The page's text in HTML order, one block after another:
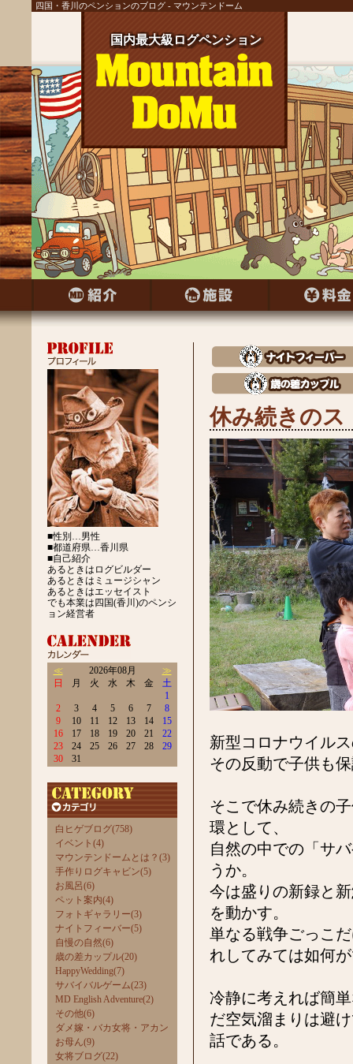
四国・香川のペンションのブログ - マウンテンドーム
国内最大級ログペンション
国内最大級ログペンション
国内最大級ログペンション
国内最大級ログペンション
国内最大級ログペンション
国内最大級ログペンション
国内最大級ログペンション
国内最大級ログペンション
国内最大級ログペンション
国内最大級ログペンション
国内最大級ログペンション
国内最大級ログペンション
国内最大級ログペンション
国内最大級ログペンション
国内最大級ログペンション
国内最大級ログペンション
国内最大級ログペンション
国内最大級ログペンション
国内最大級ログペンション
国内最大級ログペンション
国内最大級ログペンション
国内最大級ログペンション
国内最大級ログペンション
国内最大級ログペンション
国内最大級ログペンション
■性別…男性
■都道府県…香川県
■自己紹介
あるときはログビルダー
あるときはミュージシャン
あるときはエッセイスト
でも本業は四国(香川)のペンシ
ョン経営者
≪ 2026年08月
≫
日
月 火 水 木 金
土
1
2
3 4 5 6 7
8
9
10 11 12 13 14
15
16
17 18 19 20 21
22
23
24 25 26 27 28
29
30
31
白ヒゲブログ(758)
イベント(4)
マウンテンドームとは？(3)
手作りログキャビン(5)
お風呂(6)
ペット案内(4)
フォトギャラリー(3)
ナイトフィーバー(5)
自慢の自然(6)
歳の差カップル(20)
HappyWedding(7)
サバイバルゲーム(23)
MD English Adventure(2)
その他(6)
ダメ嫁・バカ女将・アカン
お母ん(9)
女将ブログ(22)
休み続きのス
新型コロナウイル
その反動で子供も
そこで休み続きの
環として、
自然の中での「サ
うか。
今は盛りの新録と
を動かす。
単なる戦争ごっこ
れしてみては如何
冷静に考えれば簡
だ空気溜まりは避
話である。